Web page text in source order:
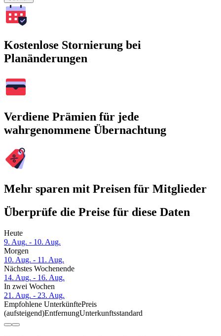
Kostenlose Stornierung bei
Planänderungen
Verdiene Prämien für jede
wahrgenommene Übernachtung
Mehr sparen mit Preisen für Mitglieder
Überprüfe die Preise für diese Daten
Heute
9. Aug. - 10. Aug.
Morgen
10. Aug. - 11. Aug.
Nächstes Wochenende
14. Aug. - 16. Aug.
In zwei Wochen
21. Aug. - 23. Aug.
Empfohlene UnterkünftePreis
(aufsteigend)EntfernungUnterkunftsstandard